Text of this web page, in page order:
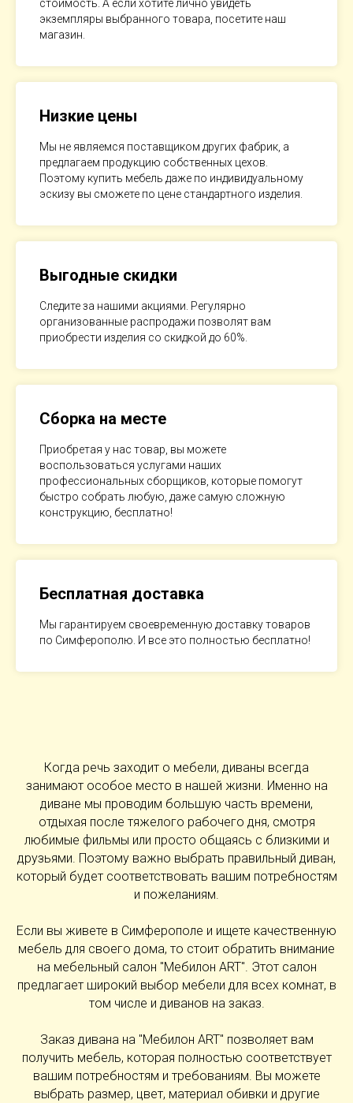
стоимость. А если хотите лично увидеть
экземпляры выбранного товара, посетите наш
магазин.
Низкие цены
Мы не являемся поставщиком других фабрик, а
предлагаем продукцию собственных цехов.
Поэтому купить мебель даже по индивидуальному
эскизу вы сможете по цене стандартного изделия.
Выгодные скидки
Следите за нашими акциями. Регулярно
организованные распродажи позволят вам
приобрести изделия со скидкой до 60%.
Сборка на месте
Приобретая у нас товар, вы можете
воспользоваться услугами наших
профессиональных сборщиков, которые помогут
быстро собрать любую, даже самую сложную
конструкцию, бесплатно!
Бесплатная доставка
Мы гарантируем своевременную доставку товаров
по Симферополю. И все это полностью бесплатно!
Когда речь заходит о мебели, диваны всегда
занимают особое место в нашей жизни. Именно на
диване мы проводим большую часть времени,
отдыхая после тяжелого рабочего дня, смотря
любимые фильмы или просто общаясь с близкими и
друзьями. Поэтому важно выбрать правильный диван,
который будет соответствовать вашим потребностям
и пожеланиям.
Если вы живете в Симферополе и ищете качественную
мебель для своего дома, то стоит обратить внимание
на мебельный салон "Мебилон ART". Этот салон
предлагает широкий выбор мебели для всех комнат, в
том числе и диванов на заказ.
Заказ дивана на "Мебилон ART" позволяет вам
получить мебель, которая полностью соответствует
вашим потребностям и требованиям. Вы можете
выбрать размер, цвет, материал обивки и другие